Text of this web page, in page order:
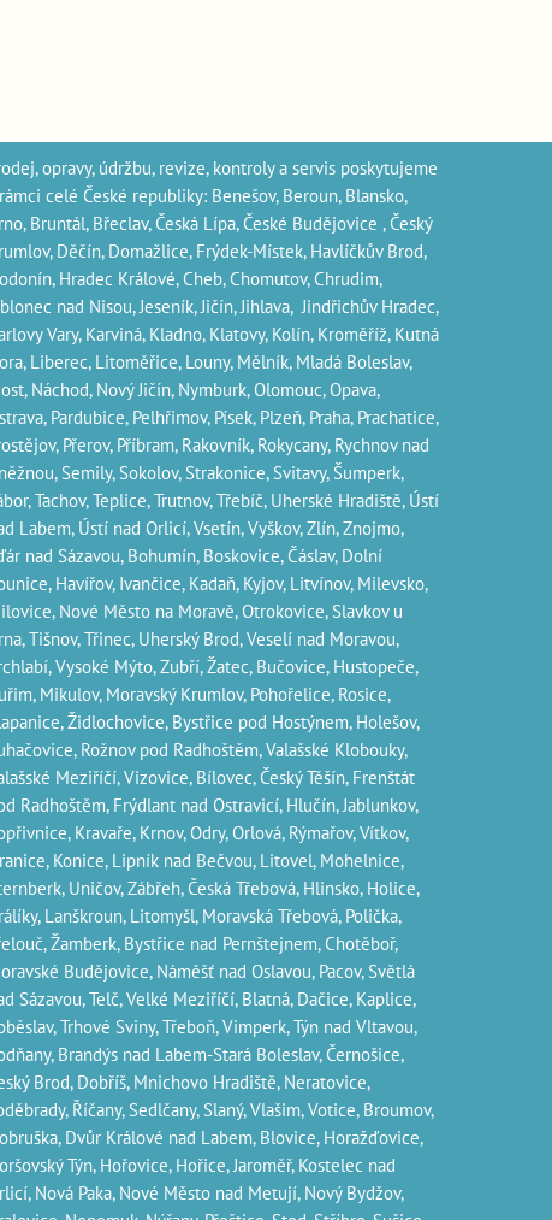
opravy, údržbu, revize, kontroly a servis poskytujeme
celé České republiky: Benešov, Beroun, Blansko,
Bruntál, Břeclav, Česká Lípa‎, České Budějovice‎ , Český
Děčín‎, Domažlice‎, Frýdek-Místek‎, Havlíčkův Brod‎,
Hradec Králové‎, Cheb‎, Chomutov‎, Chrudim‎,
nad Nisou‎, Jeseník‎, Jičín‎,Jihlava, Jindřichův Hradec‎,
Vary‎, Karviná‎, Kladno‎, Klatovy‎, Kolín‎, Kroměříž‎, Kutná
Liberec‎, Litoměřice‎, Louny‎, Mělník‎, Mladá Boleslav‎,
Náchod‎, Nový Jičín‎, Nymburk‎, Olomouc‎, Opava,
Pardubice‎, Pelhřimov‎, Písek‎‎, Plzeň‎‎‎, Praha‎, Prachatice‎,
Přerov‎, Příbram‎, Rakovník‎, Rokycany, Rychnov nad
Semily‎, Sokolov‎, Strakonice, Svitavy, Šumperk,
Tachov, Teplice, Trutnov‎, Třebíč, Uherské Hradiště, Ústí
Labem‎, Ústí nad Orlicí‎, Vsetín, Vyškov, Zlín, Znojmo,
nad Sázavou, Bohumín, Boskovice‎, Čáslav‎, Dolní
Havířov‎, Ivančice‎, Kadaň, Kyjov, Litvínov‎, Milevsko‎,
Nové Město na Moravě‎, Otrokovice‎‎, Slavkov u
Tišnov‎, Třinec‎, Uherský Brod‎, Veselí nad Moravou‎,
Vysoké Mýto‎, Zubří‎, Žatec‎, Bučovice, Hustopeče,
Mikulov, Moravský Krumlov, Pohořelice, Rosice,
Židlochovice, Bystřice pod Hostýnem, Holešov,
Rožnov pod Radhoštěm, Valašské Klobouky,
Meziříčí, Vizovice, Bílovec, Český Těšín, Frenštát
Radhoštěm, Frýdlant nad Ostravicí, Hlučín, Jablunkov,
Kravaře, Krnov, Odry, Orlová, Rýmařov, Vítkov,
Konice, Lipník nad Bečvou, Litovel, Mohelnice,
Uničov, Zábřeh, Česká Třebová, Hlinsko, Holice,
Lanškroun, Litomyšl, Moravská Třebová, Polička,
Žamberk, Bystřice nad Pernštejnem, Chotěboř,
Budějovice, Náměšť nad Oslavou, Pacov, Světlá
Sázavou, Telč, Velké Meziříčí, Blatná, Dačice, Kaplice,
Trhové Sviny, Třeboň, Vimperk, Týn nad Vltavou,
Brandýs nad Labem-Stará Boleslav, Černošice,
Brod, Dobříš, Mnichovo Hradiště, Neratovice,
Říčany, Sedlčany, Slaný, Vlašim, Votice, Broumov,
Dvůr Králové nad Labem, Blovice, Horažďovice,
Týn, Hořovice, Hořice, Jaroměř, Kostelec nad
Nová Paka, Nové Město nad Metují, Nový Bydžov,